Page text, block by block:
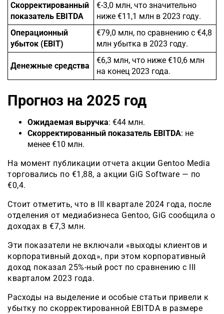
Скорректированный
показатель EBITDA
€-3,0 млн, что значительно
ниже €11,1 млн в 2023 году.
Операционный
убыток (EBIT)
€79,0 млн, по сравнению с €4,8
млн убытка в 2023 году.
Денежные средства
€6,3 млн, что ниже €10,6 млн
на конец 2023 года.
Прогноз на 2025 год
Ожидаемая выручка: €44 млн.
Скорректированный показатель EBITDA: не
менее €10 млн.
На момент публикации отчета акции Gentoo Media
торговались по €1,88, а акции GiG Software — по
€0,4.
Стоит отметить, что в III квартале 2024 года, после
отделения от медиабизнеса Gentoo, GiG сообщила о
доходах в €7,3 млн.
Эти показатели не включали «выходы клиентов и
корпоративный доход», при этом корпоративный
доход показал 25%-ный рост по сравнению с III
кварталом 2023 года.
Расходы на выделение и особые статьи привели к
убытку по скорректированной EBITDA в размере